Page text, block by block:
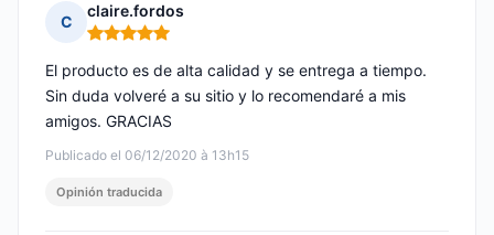
C
claire.fordos
Nota: 5 de 5
Publicado el 06/12/2020 à 13h15
El producto es de alta calidad y se entrega a tiempo.
Sin duda volveré a su sitio y lo recomendaré a mis
amigos. GRACIAS
Opinión traducida